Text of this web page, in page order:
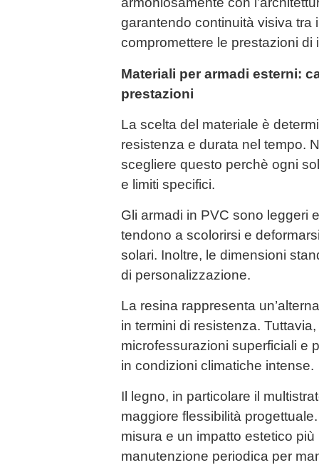
garantendo continuità visiva tra
compromettere le prestazioni di
Materiali per armadi esterni:
prestazioni
La scelta del materiale è
resistenza e durata nel tempo.
scegliere questo perchè ogni
e limiti specifici.
Gli armadi in PVC sono leggeri
tendono a scolorirsi e
solari. Inoltre, le dimensioni
di personalizzazione.
La resina rappresenta
in termini di resistenza.
microfessurazioni superficiali e
in condizioni climatiche intense.
Il legno, in particolare il
maggiore flessibilità
misura e un impatto estetico
manutenzione periodica per